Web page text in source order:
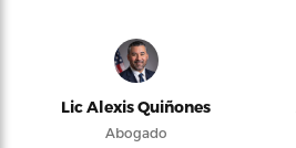
Lic Alexis Quiñones
Abogado